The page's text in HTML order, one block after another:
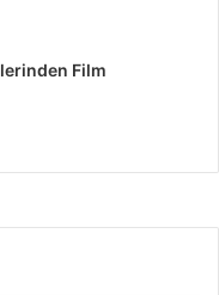
Film